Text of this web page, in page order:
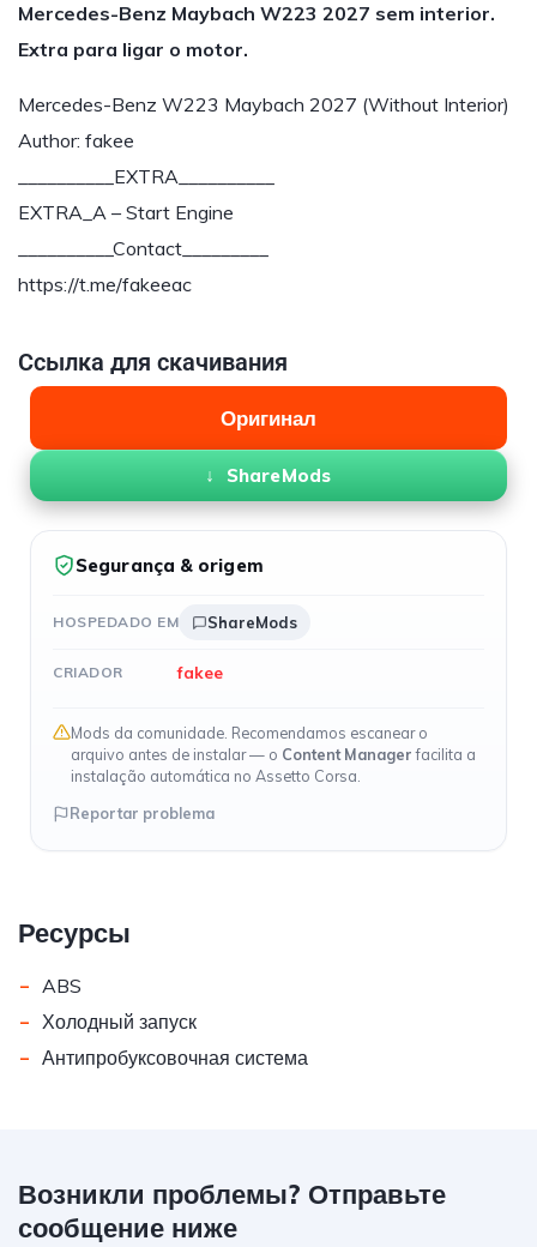
Mercedes-Benz Maybach W223 2027 sem interior.
Extra para ligar o motor.
Mercedes-Benz W223 Maybach 2027 (Without Interior)
Author: fakee
__________EXTRA__________
EXTRA_A – Start Engine
__________Contact_________
https://t.me/fakeeac
Ссылка для скачивания
Оригинал
ShareMods
Segurança & origem
HOSPEDADO EM ShareMods
CRIADOR fakee
Mods da comunidade. Recomendamos escanear o
arquivo antes de instalar — o Content Managerfacilita a
instalação automática no Assetto Corsa.
Reportar problema
Ресурсы
- ABS
- Холодный запуск
- Антипробуксовочная система
Возникли проблемы? Отправьте
сообщение ниже